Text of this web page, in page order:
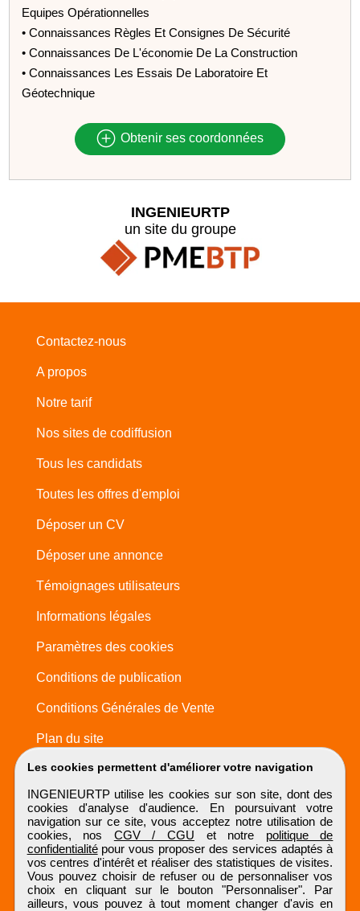
Equipes Opérationnelles
• Connaissances Règles Et Consignes De Sécurité
• Connaissances De L'économie De La Construction
• Connaissances Les Essais De Laboratoire Et
Géotechnique
Obtenir ses coordonnées
Les cookies permettent d'améliorer votre navigation
INGENIEURTP utilise les cookies sur son site, dont des
cookies d'analyse d'audience. En poursuivant votre
navigation sur ce site, vous acceptez notre utilisation de
cookies, nos CGV / CGU et notre politique de
confidentialitépour vous proposer des services adaptés à
vos centres d'intérêt et réaliser des statistiques de visites.
Vous pouvez choisir de refuser ou de personnaliser vos
choix en cliquant sur le bouton "Personnaliser". Par
ailleurs, vous pouvez à tout moment changer d'avis en
INGENIEURTP
un site du groupe
Contactez-nous
A propos
Notre tarif
Nos sites de codiffusion
Tous les candidats
Toutes les offres d'emploi
Déposer un CV
Déposer une annonce
Témoignages utilisateurs
Informations légales
Paramètres des cookies
Conditions de publication
Conditions Générales de Vente
Plan du site